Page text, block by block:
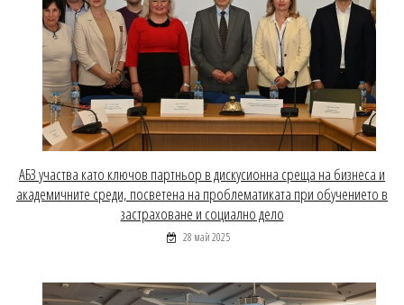
АБЗ участва като ключов партньор в дискусионна среща на бизнеса и
академичните среди, посветена на проблематиката при обучението в
застраховане и социално дело
28 май 2025